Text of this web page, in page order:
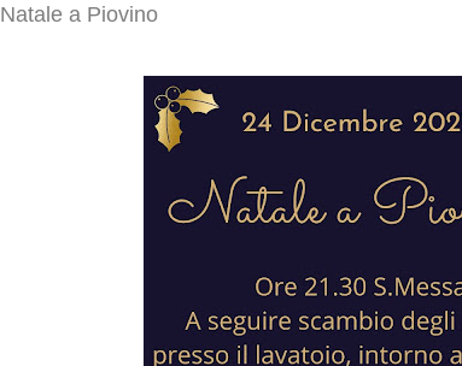
Natale a Piovino